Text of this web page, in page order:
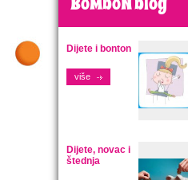
Dijete i bonton
više
Dijete, novac i
štednja